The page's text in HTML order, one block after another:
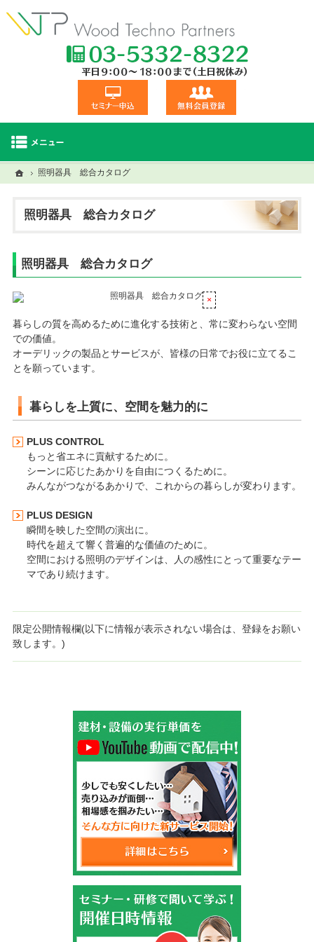
照明器具 総合カタログ
照明器具 総合カタログ
暮らしの質を高めるために進化する技術と、常に変わらない空間
での価値。
オーデリックの製品とサービスが、皆様の日常でお役に立てるこ
とを願っています。
暮らしを上質に、空間を魅力的に
PLUS CONTROL
もっと省エネに貢献するために。
シーンに応じたあかりを自由につくるために。
みんながつながるあかりで、これからの暮らしが変わります。
PLUS DESIGN
瞬間を映した空間の演出に。
時代を超えて響く普遍的な価値のために。
空間における照明のデザインは、人の感性にとって重要なテー
マであり続けます。
限定公開情報欄(以下に情報が表示されない場合は、登録をお願い
致します。)
TEL:03-
セミナー申込
ホーム セミナー・研修一覧
ホーム
照明器具 総合カタログ